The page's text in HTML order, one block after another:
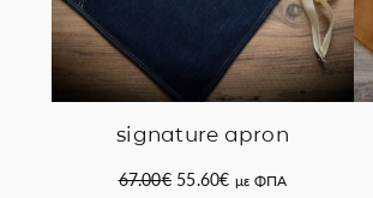
signature apron
67.00€ Original
55.60€Ημε ΦΠΑ